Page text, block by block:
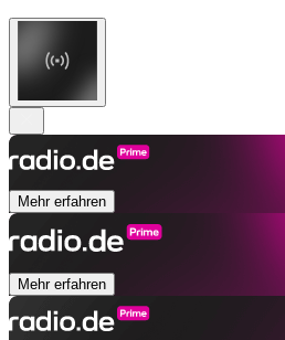
Mehr erfahren
Mehr erfahren